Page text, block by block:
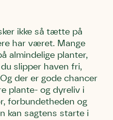
ikke så tætte på
har været. Mange
almindelige planter,
slipper haven fri,
der er gode chancer
plante- og dyreliv i
forbundetheden og
kan sagtens starte i